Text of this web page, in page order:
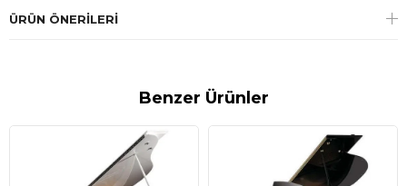
ÜRÜN ÖNERILERI
Benzer Ürünler